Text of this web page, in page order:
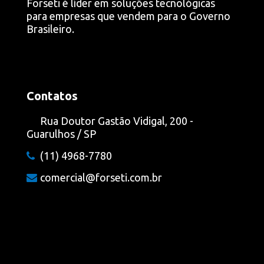
Forseti é líder em soluções tecnológicas
para empresas que vendem para o Governo
Brasileiro.
Contatos
Rua Doutor Gastão Vidigal, 200 -
Guarulhos / SP
(11) 4968-7780
comercial@forseti.com.br